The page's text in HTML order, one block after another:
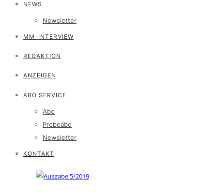
NEWS
Newsletter
MM-INTERVIEW
REDAKTION
ANZEIGEN
ABO SERVICE
Abo
Probeabo
Newsletter
KONTAKT